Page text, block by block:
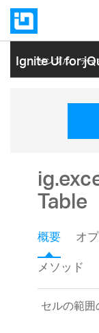
Ignite UI for
サンプル テ
ヘルプ トピック
Table
概要 オ
メソッド
セルの範